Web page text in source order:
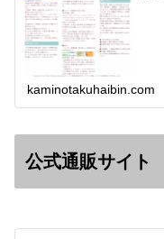
kaminotakuhaibin.com
公式通販サイト